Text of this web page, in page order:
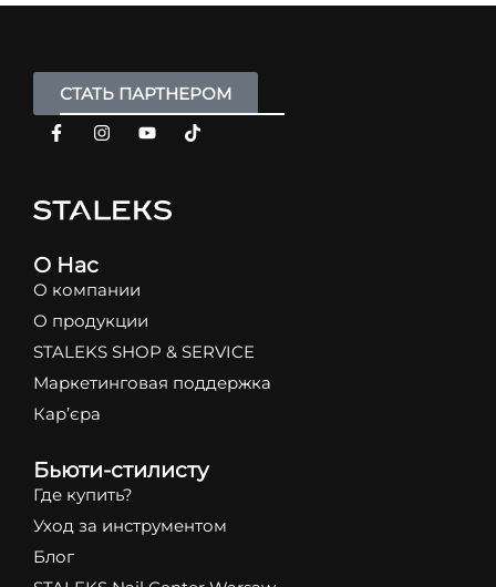
СТАТЬ ПАРТНЕРОМ
О Нас
О компании
О продукции
STALEKS SHOP & SERVICE
Маркетинговая поддержка
Кар’єра
Бьюти-стилисту
Где купить?
Уход за инструментом
Блог